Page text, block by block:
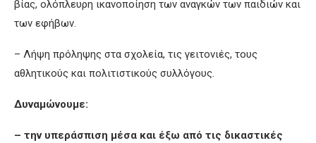
βίας, ολόπλευρη ικανοποίηση των αναγκών των παιδιών και
των εφήβων.
– Λήψη πρόληψης στα σχολεία, τις γειτονιές, τους
αθλητικούς και πολιτιστικούς συλλόγους.
Δυναμώνουμε:
– την υπεράσπιση μέσα και έξω από τις δικαστικές